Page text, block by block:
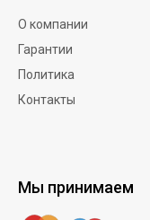
О компании
Гарантии
Политика
Контакты
Мы принимаем